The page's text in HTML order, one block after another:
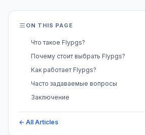
ON THIS PAGE
Что такое Flypgs?
Почему стоит выбрать Flypgs?
Как работает Flypgs?
Часто задаваемые вопросы
Заключение
← All Articles